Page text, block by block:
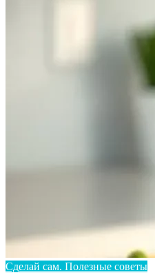
Сделай сам. Полезные советы